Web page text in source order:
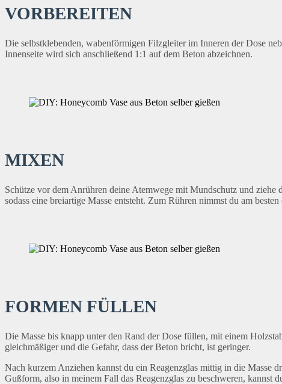
VORBEREITEN
Die selbstklebenden, wabenförmigen Filzgleiter im Inneren der Dose
Innenseite wird sich anschließend 1:1 auf dem Beton abzeichnen.
MIXEN
Schütze vor dem Anrühren deine Atemwege mit Mundschutz und ziehe
sodass eine breiartige Masse entsteht. Zum Rühren nimmst du am besten
FORMEN FÜLLEN
Die Masse bis knapp unter den Rand der Dose füllen, mit einem
gleichmäßiger und die Gefahr, dass der Beton bricht, ist geringer.
Nach kurzem Anziehen kannst du ein Reagenzglas mittig in die Masse
Gußform, also in meinem Fall das Reagenzglas zu beschweren, kannst